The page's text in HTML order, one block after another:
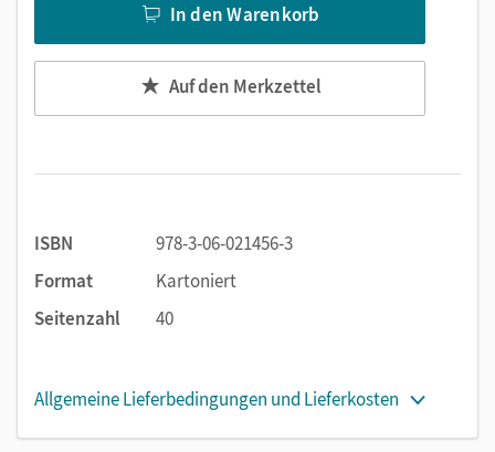
In den Warenkorb
Auf den Merkzettel
ISBN
978-3-06-021456-3
Format
Kartoniert
Seitenzahl
40
Allgemeine Lieferbedingungen und Lieferkosten